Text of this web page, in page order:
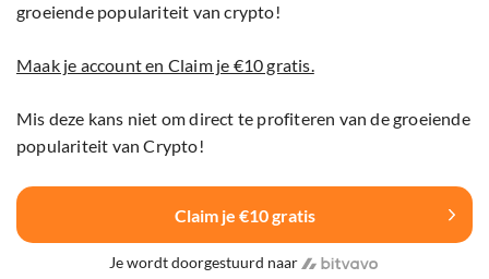
groeiende populariteit van crypto!
Maak je account en Claim je €10 gratis.
Mis deze kans niet om direct te profiteren van de groeiende
populariteit van Crypto!
Claim je €10 gratis
Je wordt doorgestuurd naar